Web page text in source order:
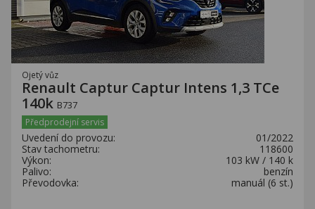
Ojetý vůz
Renault Captur Captur Intens 1,3 TCe
140k B737
Předprodejní servis
Uvedení do provozu:
01/2022
Stav tachometru:
118600
Výkon:
103 kW / 140 k
Palivo:
benzín
Převodovka:
manuál (6 st.)